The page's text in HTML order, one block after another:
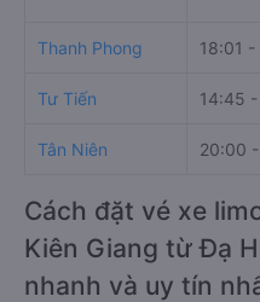
Thanh Phong 18:01 -
Tư Tiến 14:45
Tân Niên 20:00
Cách đặt vé xe
Kiên Giang từ Đạ
nhanh và uy tín